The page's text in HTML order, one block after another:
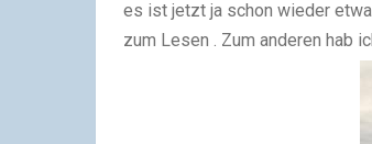
es ist jetzt ja schon wieder
zum Lesen . Zum anderen hab